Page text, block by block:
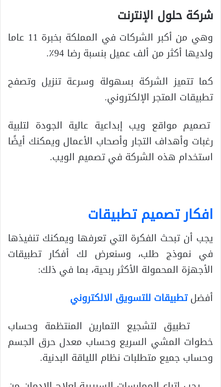
شركة حلول الإنترنت
وهي من أكبر الشركات في المملكة بخبرة 11 عاما
ولديها أكثر من ألف عميل بنسبة رضا 94٪.
كما تتميز الشركة بسهولة وسرعة تنزيل وتصفح
تطبيقات المتجر الإلكتروني.
تصميم مواقع ويب إبداعية عالية الجودة لتلبية
رغبات وأهداف التجار وأصحاب الأعمال ويمكنك أيضًا
استخدام هذه الشركة في تصميم الويب.
افكار تصميم تطبيقات
يجب أن تبحث الفكرة التي تعرفها ويمكنك تنفيذها
في نموذج طلب، وسنعرض لك أفكار تطبيقات
الأجهزة المحمولة الأكثر ربحية، بما في ذلك:
أفضلتطبيقات للتسويق الالكتروني
تطبيق لتشجيع التمارين المنتظمة وحساب
خطوات المشي السريع وحساب معدل حرق الجسم
وحساب جميع متطلبات نظام اللياقة البدنية.